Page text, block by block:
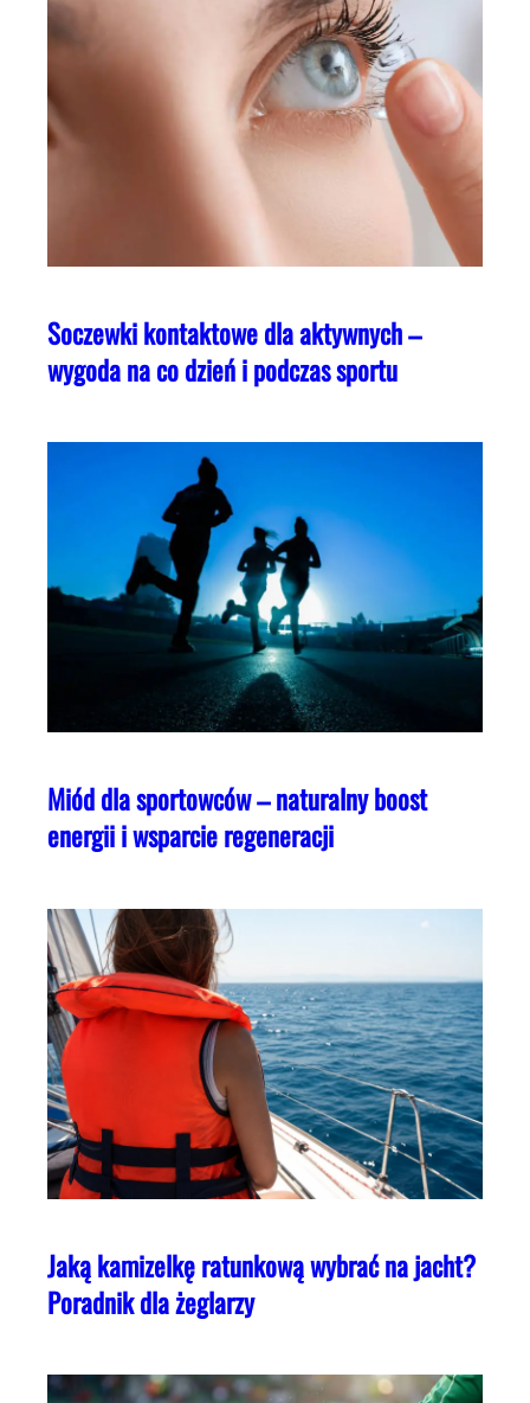
Soczewki kontaktowe dla aktywnych –
wygoda na co dzień i podczas sportu
Miód dla sportowców – naturalny boost
energii i wsparcie regeneracji
Jaką kamizelkę ratunkową wybrać na jacht?
Poradnik dla żeglarzy